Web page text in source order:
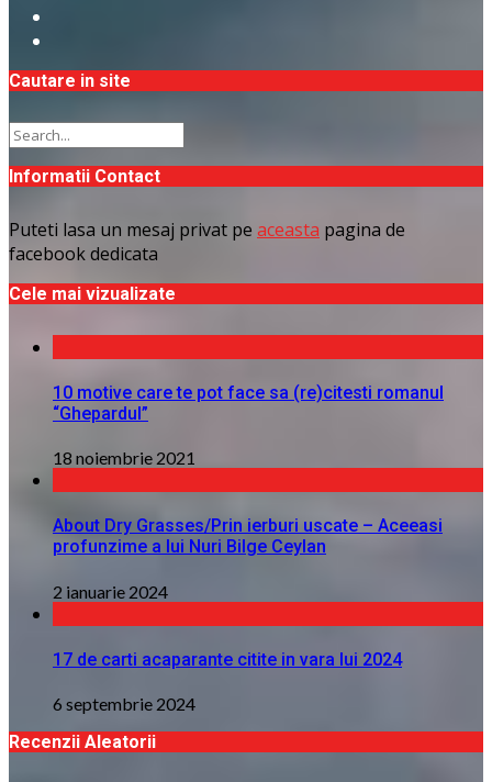
Cautare in site
Informatii Contact
Puteti lasa un mesaj privat pe aceasta pagina de
facebook dedicata
Cele mai vizualizate
10 motive care te pot face sa (re)citesti romanul
“Ghepardul”
18 noiembrie 2021
About Dry Grasses/Prin ierburi uscate – Aceeasi
profunzime a lui Nuri Bilge Ceylan
2 ianuarie 2024
17 de carti acaparante citite in vara lui 2024
6 septembrie 2024
Recenzii Aleatorii